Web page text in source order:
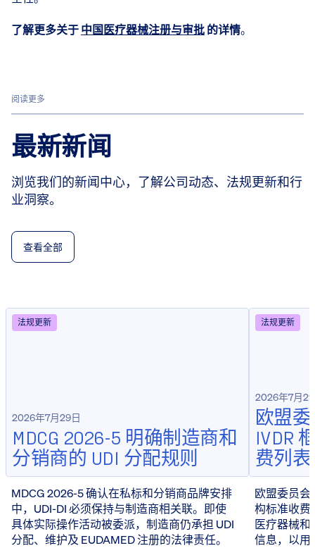
了解更多关于中国医疗器械注册与审批的详情。
阅读更多
最新新闻
浏览我们的新闻中心，了解公司动态、法规更新和行
业洞察。
查看全部
法规更新
2026年7月29日
MDCG 2026-5 明确制造商和
分销商的 UDI 分配规则
MDCG 2026-5 确认在私标和分销商品牌安排
中，UDI-DI 必须保持与制造商相关联。即使
具体实际操作活动被委派，制造商仍承担 UDI
分配、维护及 EUDAMED 注册的法律责任。
法规更新
2026年7月
欧盟委
IVDR
费列表
欧盟委员会
构标准收费
医疗器械和
信息，以用